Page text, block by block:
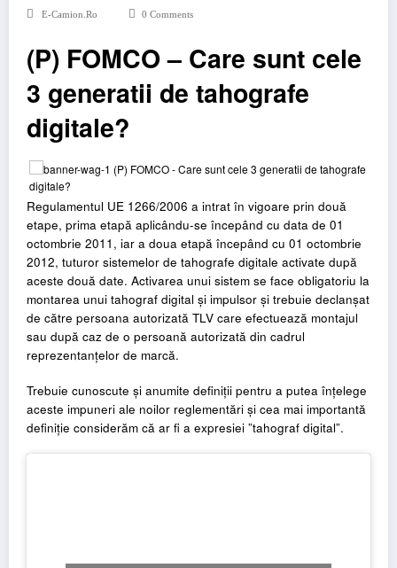
E-Camion.ro 0 Comments
(P) FOMCO – Care sunt cele
3 generatii de tahografe
digitale?
Regulamentul UE 1266/2006 a intrat în vigoare prin două
etape, prima etapă aplicându-se începând cu data de 01
octombrie 2011, iar a doua etapă începând cu 01 octombrie
2012, tuturor sistemelor de tahografe digitale activate după
aceste două date. Activarea unui sistem se face obligatoriu la
montarea unui tahograf digital și impulsor și trebuie declanșat
de către persoana autorizată TLV care efectuează montajul
sau după caz de o persoană autorizată din cadrul
reprezentanțelor de marcă.
Trebuie cunoscute și anumite definiții pentru a putea înțelege
aceste impuneri ale noilor reglementări și cea mai importantă
definiție considerăm că ar fi a expresiei ”tahograf digital”.